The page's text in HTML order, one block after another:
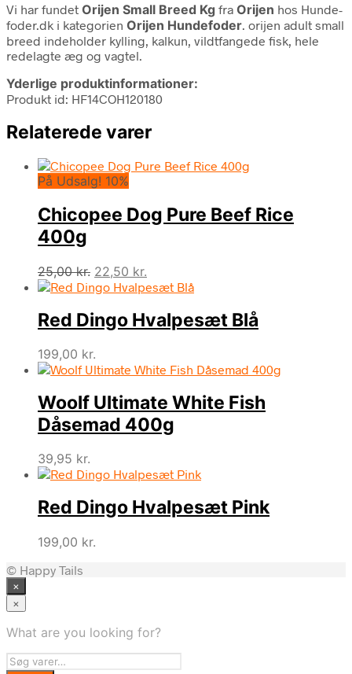
Vi har fundet Orijen Small Breed Kg fra Orijen hos Hunde-
foder.dk i kategorien Orijen Hundefoder. orijen adult small
breed indeholder kylling, kalkun, vildtfangede fisk, hele
redelagte æg og vagtel.
Yderlige produktinformationer:
Produkt id: HF14COH120180
Relaterede varer
På Udsalg! 10%
Chicopee Dog Pure Beef Rice
400g
25,00kr. Den
oprindelige
var:
25,00 kr..
22,50 kr.
aktuelle
er:
22,50 kr..
Red Dingo Hvalpesæt Blå
199,00 kr.
Woolf Ultimate White Fish
Dåsemad 400g
39,95 kr.
Red Dingo Hvalpesæt Pink
199,00 kr.
© Happy Tails
×
×
What are you looking for?